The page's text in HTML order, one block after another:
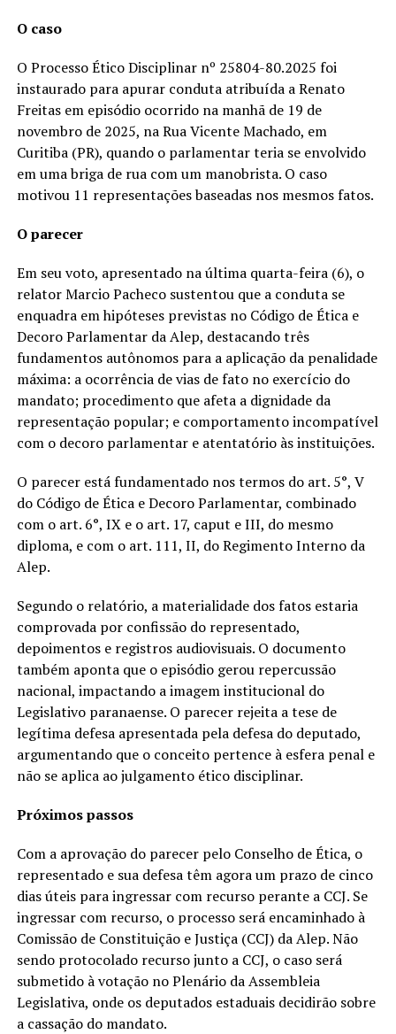
O caso
O Processo Ético Disciplinar nº 25804-80.2025 foi
instaurado para apurar conduta atribuída a Renato
Freitas em episódio ocorrido na manhã de 19 de
novembro de 2025, na Rua Vicente Machado, em
Curitiba (PR), quando o parlamentar teria se envolvido
em uma briga de rua com um manobrista. O caso
motivou 11 representações baseadas nos mesmos fatos.
O parecer
Em seu voto, apresentado na última quarta-feira (6), o
relator Marcio Pacheco sustentou que a conduta se
enquadra em hipóteses previstas no Código de Ética e
Decoro Parlamentar da Alep, destacando três
fundamentos autônomos para a aplicação da penalidade
máxima: a ocorrência de vias de fato no exercício do
mandato; procedimento que afeta a dignidade da
representação popular; e comportamento incompatível
com o decoro parlamentar e atentatório às instituições.
O parecer está fundamentado nos termos do art. 5°, V
do Código de Ética e Decoro Parlamentar, combinado
com o art. 6°, IX e o art. 17, caput e III, do mesmo
diploma, e com o art. 111, II, do Regimento Interno da
Alep.
Segundo o relatório, a materialidade dos fatos estaria
comprovada por confissão do representado,
depoimentos e registros audiovisuais. O documento
também aponta que o episódio gerou repercussão
nacional, impactando a imagem institucional do
Legislativo paranaense. O parecer rejeita a tese de
legítima defesa apresentada pela defesa do deputado,
argumentando que o conceito pertence à esfera penal e
não se aplica ao julgamento ético disciplinar.
Próximos passos
Com a aprovação do parecer pelo Conselho de Ética, o
representado e sua defesa têm agora um prazo de cinco
dias úteis para ingressar com recurso perante a CCJ. Se
ingressar com recurso, o processo será encaminhado à
Comissão de Constituição e Justiça (CCJ) da Alep. Não
sendo protocolado recurso junto a CCJ, o caso será
submetido à votação no Plenário da Assembleia
Legislativa, onde os deputados estaduais decidirão sobre
a cassação do mandato.